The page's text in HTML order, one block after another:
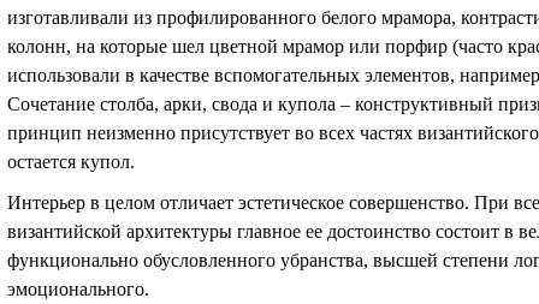
изготавливали из профилированного белого мрамора,
колонн, на которые шел цветной мрамор или порфир (часто
использовали в качестве вспомогательных элементов,
Сочетание столба, арки, свода и купола – конструктивный
принцип неизменно присутствует во всех частях
остается купол.
Интерьер в целом отличает эстетическое совершенство. При
византийской архитектуры главное ее достоинство состоит в
функционально обусловленного убранства, высшей степени
эмоционального.